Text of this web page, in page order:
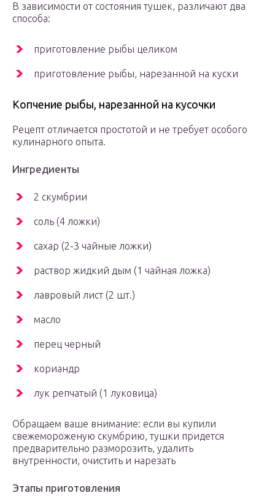
В зависимости от состояния тушек, различают два
способа:
приготовление рыбы целиком
приготовление рыбы, нарезанной на куски
Копчение рыбы, нарезанной на кусочки
Рецепт отличается простотой и не требует особого
кулинарного опыта.
Ингредиенты
2 скумбрии
соль (4 ложки)
сахар (2-3 чайные ложки)
раствор жидкий дым (1 чайная ложка)
лавровый лист (2 шт.)
масло
перец черный
кориандр
лук репчатый (1 луковица)
Обращаем ваше внимание: если вы купили
свежемороженую скумбрию, тушки придется
предварительно разморозить, удалить
внутренности, очистить и нарезать
Этапы приготовления